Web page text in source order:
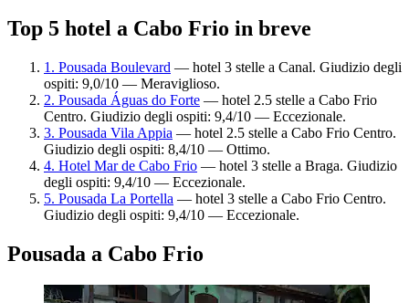
Top 5 hotel a Cabo Frio in breve
1. Pousada Boulevard — hotel 3 stelle a Canal. Giudizio degli
ospiti: 9,0/10 — Meraviglioso.
2. Pousada Águas do Forte — hotel 2.5 stelle a Cabo Frio
Centro. Giudizio degli ospiti: 9,4/10 — Eccezionale.
3. Pousada Vila Appia — hotel 2.5 stelle a Cabo Frio Centro.
Giudizio degli ospiti: 8,4/10 — Ottimo.
4. Hotel Mar de Cabo Frio — hotel 3 stelle a Braga. Giudizio
degli ospiti: 9,4/10 — Eccezionale.
5. Pousada La Portella — hotel 3 stelle a Cabo Frio Centro.
Giudizio degli ospiti: 9,4/10 — Eccezionale.
Pousada a Cabo Frio